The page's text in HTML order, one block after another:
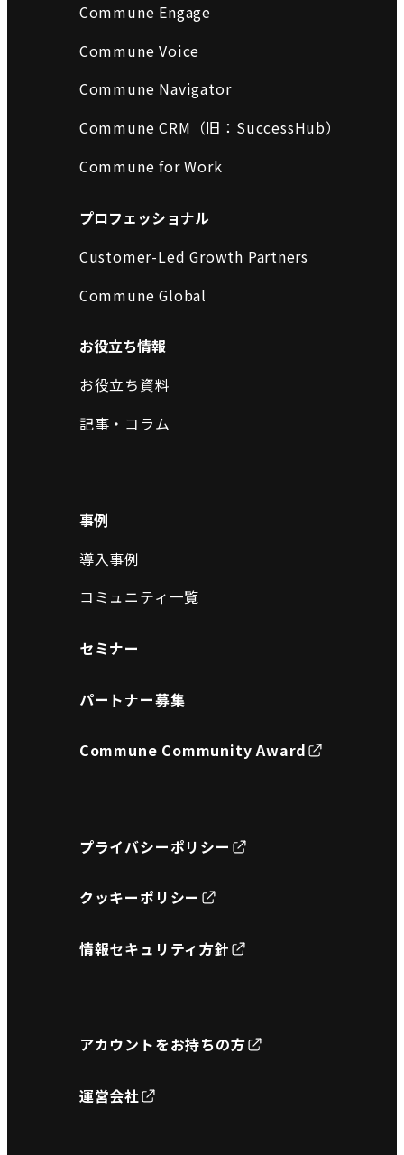
Commune Engage
Commune Voice
Commune Navigator
Commune CRM（旧：SuccessHub）
Commune for Work
プロフェッショナル
Customer-Led Growth Partners
Commune Global
お役立ち情報
お役立ち資料
記事・コラム
事例
導入事例
コミュニティ一覧
セミナー
パートナー募集
Commune Community Award
プライバシーポリシー
クッキーポリシー
情報セキュリティ方針
アカウントをお持ちの方
運営会社